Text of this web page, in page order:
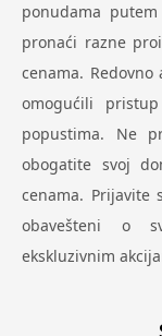
ponudama
pronaći razne
cenama.
omogućili
popustima. Ne
obogatite svoj
cenama.
obavešteni o
ekskluzivnim